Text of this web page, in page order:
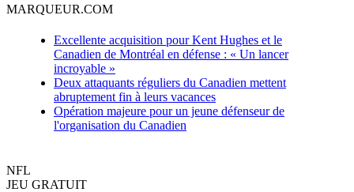
MARQUEUR.COM
Excellente acquisition pour Kent Hughes et le
Canadien de Montréal en défense : « Un lancer
incroyable »
Deux attaquants réguliers du Canadien mettent
abruptement fin à leurs vacances
Opération majeure pour un jeune défenseur de
l'organisation du Canadien
NFL
JEU GRATUIT